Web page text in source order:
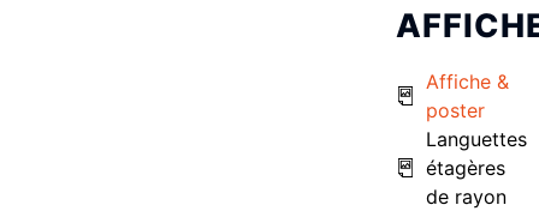
Affiche &
poster
Languettes
étagères
de rayon